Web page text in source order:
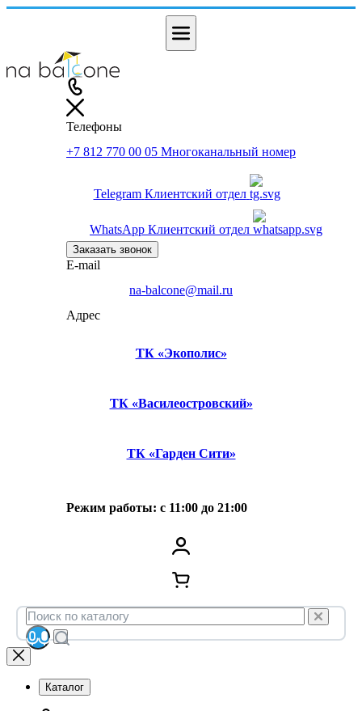
Телефоны
+7 812 770 00 05 Многоканальный номер
Telegram Клиентский отдел
WhatsApp Клиентский отдел
Заказать звонок
E-mail
na-balcone@mail.ru
Адрес
ТК «Экополис»
ТК «Василеостровский»
ТК «Гарден Сити»
Режим работы: с 11:00 до 21:00
Каталог